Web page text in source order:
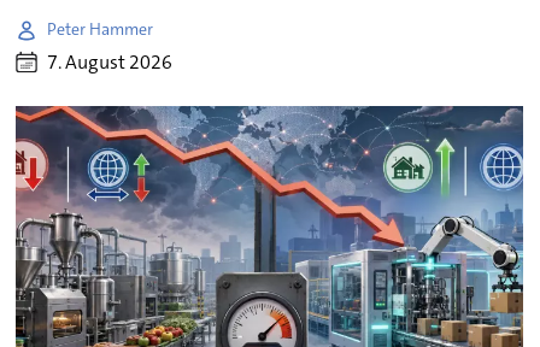
Peter Hammer
7. August 2026